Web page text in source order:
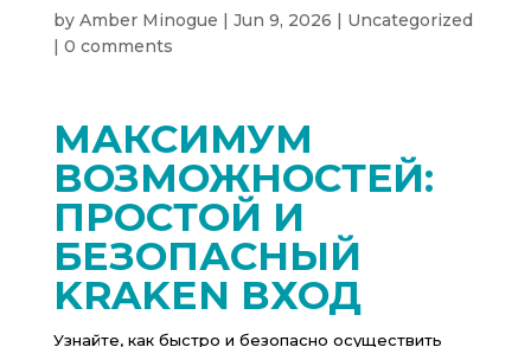
by Amber Minogue | Jun 9, 2026 | Uncategorized
| 0 comments
МАКСИМУМ
ВОЗМОЖНОСТЕЙ:
ПРОСТОЙ И
БЕЗОПАСНЫЙ
KRAKEN ВХОД
Узнайте, как быстро и безопасно осуществить